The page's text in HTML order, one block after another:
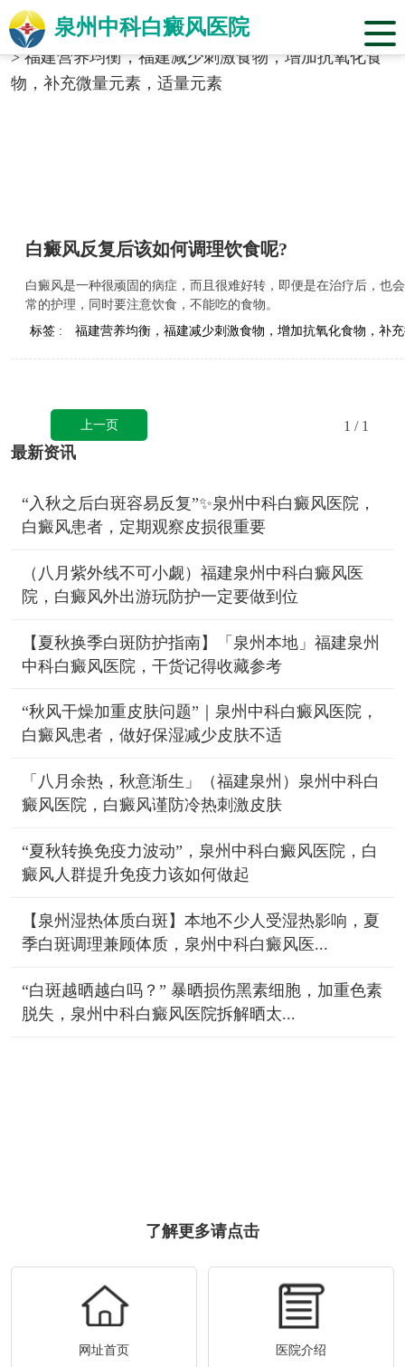
泉州中科白癜风医院
当前位置：福建省泉州市中科白癜风医院
标签合辑
>福建营养均衡，福建减少刺激食物，增加抗氧化食
物，补充微量元素，适量元素
白癜风反复后该如何调理饮食呢?
白癜风是一种很顽固的病症，而且很难好转，即便是在治疗后，也
常的护理，同时要注意饮食，不能吃的食物。
标签 :
福建营养均衡，福建减少刺激食物，增加抗氧化食物，补
上一页 1 / 1
最新资讯
“入秋之后白斑容易反复”✨泉州中科白癜风医院，
白癜风患者，定期观察皮损很重要
（八月紫外线不可小觑）福建泉州中科白癜风医
院，白癜风外出游玩防护一定要做到位
【夏秋换季白斑防护指南】「泉州本地」福建泉州
中科白癜风医院，干货记得收藏参考
“秋风干燥加重皮肤问题”｜泉州中科白癜风医院，
白癜风患者，做好保湿减少皮肤不适
「八月余热，秋意渐生」（福建泉州）泉州中科白
癜风医院，白癜风谨防冷热刺激皮肤
“夏秋转换免疫力波动”，泉州中科白癜风医院，白
癜风人群提升免疫力该如何做起
【泉州湿热体质白斑】本地不少人受湿热影响，夏
季白斑调理兼顾体质，泉州中科白癜风医...
“白斑越晒越白吗？” 暴晒损伤黑素细胞，加重色素
脱失，泉州中科白癜风医院拆解晒太...
了解更多请点击
网址首页 医院介绍